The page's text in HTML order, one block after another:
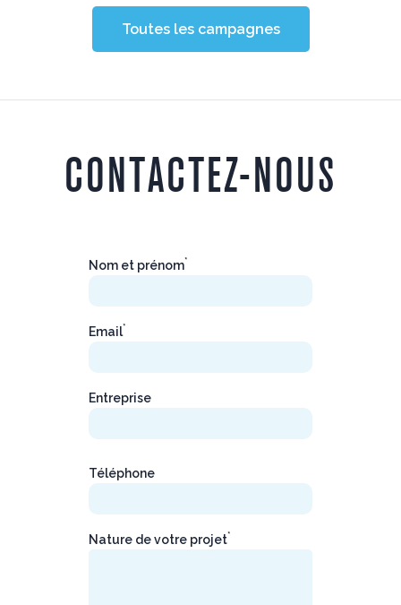
Toutes les campagnes
CONTACTEZ-NOUS
Nom et prénom*
Email*
Entreprise
Téléphone
Nature de votre projet*